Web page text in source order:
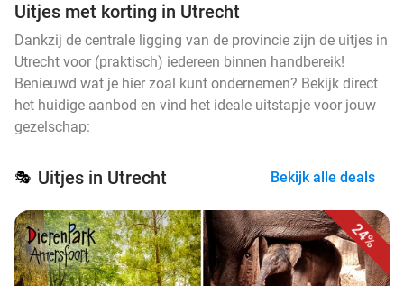
Uitjes met korting in Utrecht
Dankzij de centrale ligging van de provincie zijn de uitjes in
Utrecht voor (praktisch) iedereen binnen handbereik!
Benieuwd wat je hier zoal kunt ondernemen? Bekijk direct
het huidige aanbod en vind het ideale uitstapje voor jouw
gezelschap:
🎭 Uitjes in Utrecht Bekijk alle deals
24%